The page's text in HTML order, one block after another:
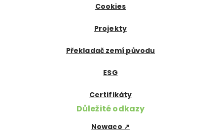
Cookies
Projekty
Překladač zemí původu
ESG
Certifikáty
Důležité odkazy
Nowaco ↗